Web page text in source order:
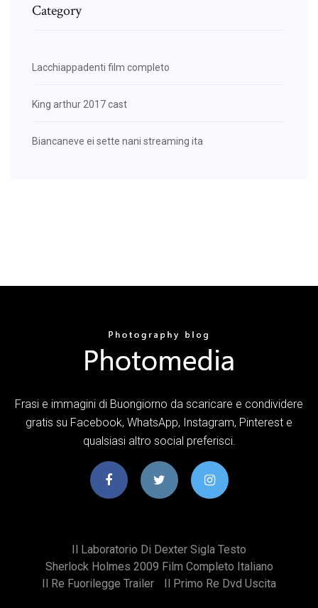
Category
Lacchiappadenti film completo
King arthur 2017 cast
Biancaneve ei sette nani streaming ita
Frasi e immagini di Buongiorno da scaricare e condividere
gratis su Facebook, WhatsApp, Instagram, Pinterest e
qualsiasi altro social preferisci.
Il Laboratorio Di Dexter Sigla Testo
Sherlock Holmes 2009 Film Completo Italiano
Il Re Fuorilegge Trailer
Il Primo Re Dvd Uscita